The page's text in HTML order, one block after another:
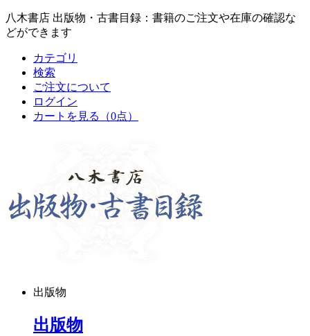
八木書店 出版物・古書目録：書籍のご注文や在庫の確認な
どができます
カテゴリ
検索
ご注文について
ログイン
カートを見る
（0点）
出版物
出版物